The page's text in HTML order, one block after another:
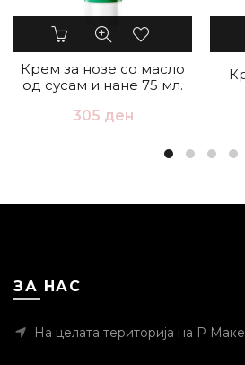
Крем за нозе со масло
од сусам и нане 75 мл.
305 ден
ЗА НАС
На целата територија на Р